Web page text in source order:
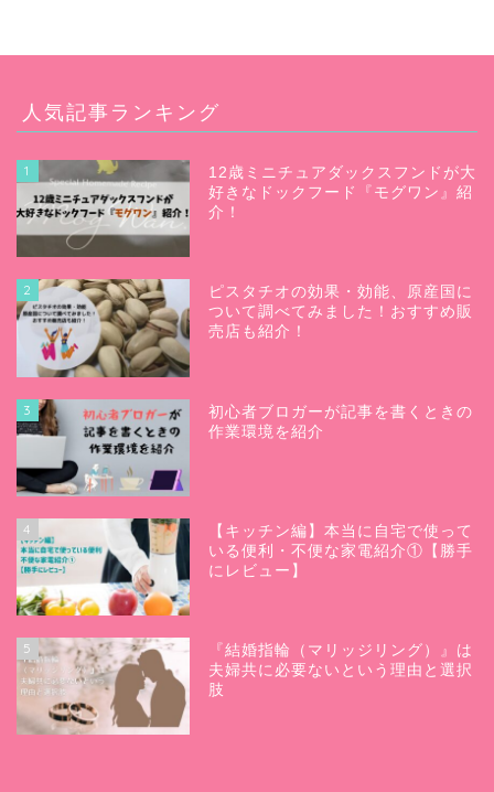
人気記事ランキング
1
12歳ミニチュアダックスフンドが大
好きなドックフード『モグワン』紹
介！
2
ピスタチオの効果・効能、原産国に
ついて調べてみました！おすすめ販
売店も紹介！
3
初心者ブロガーが記事を書くときの
作業環境を紹介
4
【キッチン編】本当に自宅で使って
いる便利・不便な家電紹介①【勝手
にレビュー】
5
『結婚指輪（マリッジリング）』は
夫婦共に必要ないという理由と選択
肢